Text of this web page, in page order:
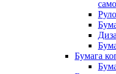
Бумага